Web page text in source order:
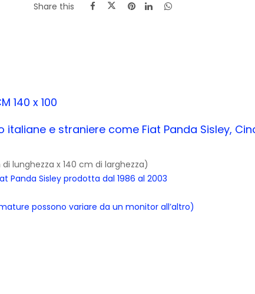
Share this
140 x 100
e straniere come Fiat Panda Sisley,
lunghezza x 140 cm di larghezza)
Panda Sisley prodotta dal 1986 al 2003
possono variare da un monitor all’altro)